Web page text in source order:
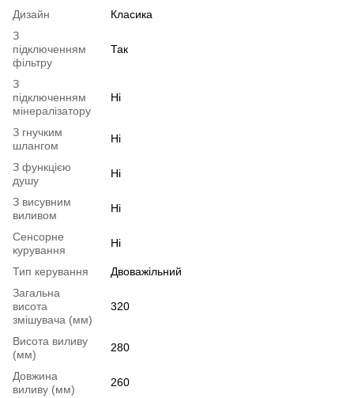
Дизайн
Класика
З
підключенням
фільтру
Так
З
підключенням
мінералізатору
Ні
З гнучким
шлангом
Ні
З функцією
душу
Ні
З висувним
виливом
Ні
Сенсорне
курування
Ні
Тип керування
Двоважільний
Загальна
висота
змішувача (мм)
320
Висота виливу
(мм)
280
Довжина
виливу (мм)
260